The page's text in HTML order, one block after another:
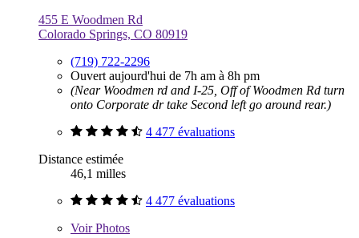
455 E Woodmen Rd
Colorado Springs, CO 80919
(719) 722-2296
Ouvert aujourd'hui de 7h am à 8h pm
(Near Woodmen rd and I-25, Off of Woodmen Rd turn
onto Corporate dr take Second left go around rear.)
4 477 évaluations
Distance estimée
46,1 milles
4 477 évaluations
VoirPhotos